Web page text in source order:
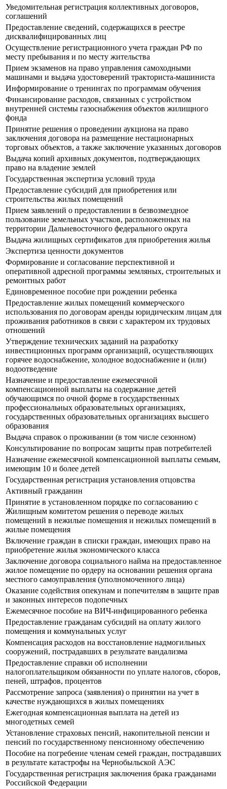
Уведомительная регистрация коллективных договоров,
соглашений
Предоставление сведений, содержащихся в реестре
дисквалифицированных лиц
Осуществление регистрационного учета граждан РФ по
месту пребывания и по месту жительства
Прием экзаменов на право управления самоходными
машинами и выдача удостоверений тракториста-машиниста
Информирование о тренингах по программам обучения
Финансирование расходов, связанных с устройством
внутренней системы газоснабжения объектов жилищного
фонда
Принятие решения о проведении аукциона на право
заключения договора на размещение нестационарных
торговых объектов, а также заключение указанных договоров
Выдача копий архивных документов, подтверждающих
право на владение землей
Государственная экспертиза условий труда
Предоставление субсидий для приобретения или
строительства жилых помещений
Прием заявлений о предоставлении в безвозмездное
пользование земельных участков, расположенных на
территории Дальневосточного федерального округа
Выдача жилищных сертификатов для приобретения жилья
Экспертиза ценности документов
Формирование и согласование перспективной и
оперативной адресной программы земляных, строительных и
ремонтных работ
Единовременное пособие при рождении ребенка
Предоставление жилых помещений коммерческого
использования по договорам аренды юридическим лицам для
проживания работников в связи с характером их трудовых
отношений
Утверждение технических заданий на разработку
инвестиционных программ организаций, осуществляющих
горячее водоснабжение, холодное водоснабжение и (или)
водоотведение
Назначение и предоставление ежемесячной
компенсационной выплаты на содержание детей
обучающимся по очной форме в государственных
профессиональных образовательных организациях,
государственных образовательных организациях высшего
образования
Выдача справок о проживании (в том числе сезонном)
Консультирование по вопросам защиты прав потребителей
Назначение ежемесячной компенсационной выплаты семьям,
имеющим 10 и более детей
Государственная регистрация установления отцовства
Активный гражданин
Принятие в установленном порядке по согласованию с
Жилищным комитетом решения о переводе жилых
помещений в нежилые помещения и нежилых помещений в
жилые помещения
Включение граждан в списки граждан, имеющих право на
приобретение жилья экономического класса
Заключение договора социального найма на предоставленное
жилое помещение по ордеру на основании решения органа
местного самоуправления (уполномоченного лица)
Оказание содействия опекунам и попечителям в защите прав
и законных интересов подопечных
Ежемесячное пособие на ВИЧ-инфицированного ребенка
Предоставление гражданам субсидий на оплату жилого
помещения и коммунальных услуг
Компенсация расходов на восстановление надмогильных
сооружений, пострадавших в результате вандализма
Предоставление справки об исполнении
налогоплательщиком обязанности по уплате налогов, сборов,
пеней, штрафов, процентов
Рассмотрение запроса (заявления) о принятии на учет в
качестве нуждающихся в жилых помещениях
Ежегодная компенсационная выплата на детей из
многодетных семей
Установление страховых пенсий, накопительной пенсии и
пенсий по государственному пенсионному обеспечению
Пособие на погребение членам семей граждан, пострадавших
в результате катастрофы на Чернобыльской АЭС
Государственная регистрация заключения брака гражданами
Российской Федерации